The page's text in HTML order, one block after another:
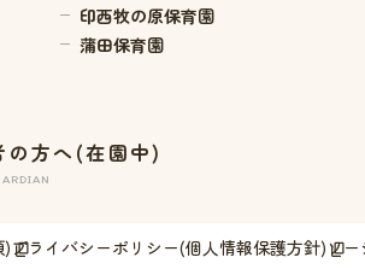
印西牧の原保育園
蒲田保育園
の方へ(在園中)
)プライバシーポリシー(個人情報保護方針)ソ